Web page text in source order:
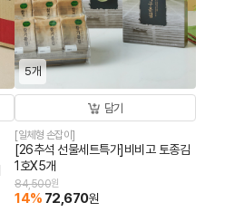
5개
담기
[일체형 손잡이]
[26추석 선물세트특가]비비고 토종김
1호X5개
84,500원
14% 72,670원